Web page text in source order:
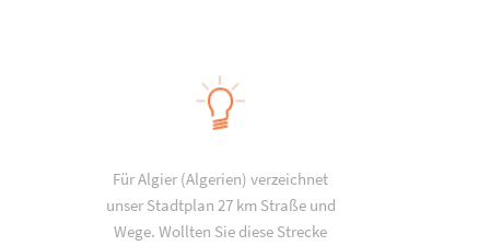
Für Algier (Algerien) verzeichnet
unser Stadtplan 27 km Straße und
Wege. Wollten Sie diese Strecke